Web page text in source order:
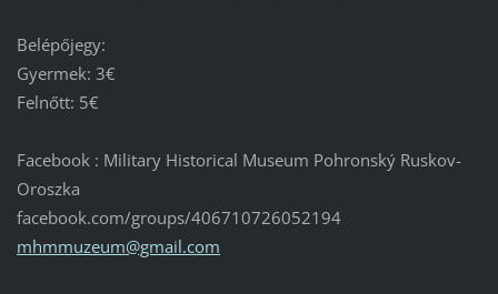
Belépőjegy:
Gyermek: 3€
Felnőtt: 5€
Facebook : Military Historical Museum Pohronský Ruskov-
Oroszka
facebook.com/groups/406710726052194
mhmmuzeum@gmail.com